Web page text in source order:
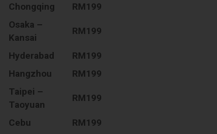
Chongqing
RM199
Osaka –
Kansai
RM199
Hyderabad
RM199
Hangzhou
RM199
Taipei –
Taoyuan
RM199
Cebu
RM199